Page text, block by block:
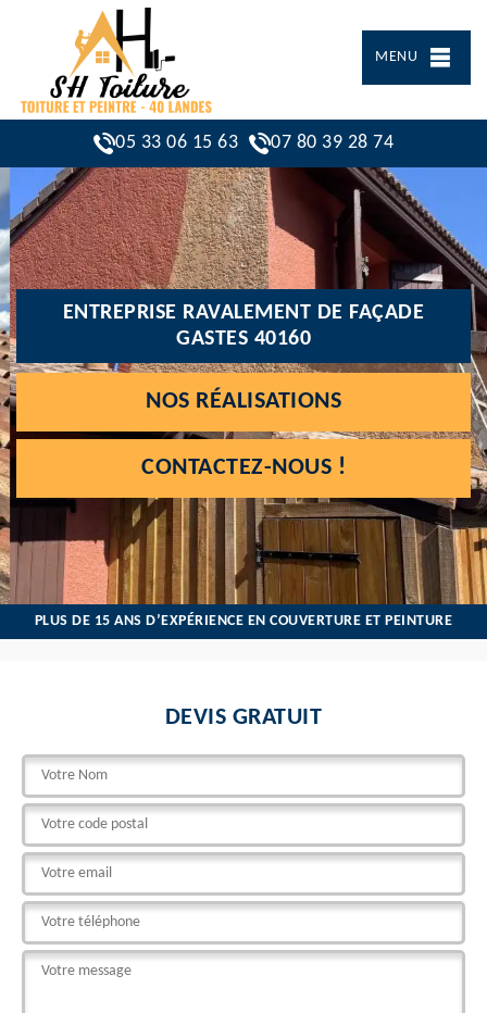
MENU
05 33 06 15 63 07 80 39 28 74
ENTREPRISE RAVALEMENT DE FAÇADE
GASTES 40160
NOS RÉALISATIONS
CONTACTEZ-NOUS !
PLUS DE 15 ANS D’EXPÉRIENCE EN COUVERTURE ET PEINTURE
DEVIS GRATUIT